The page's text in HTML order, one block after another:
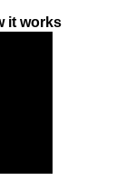
it works